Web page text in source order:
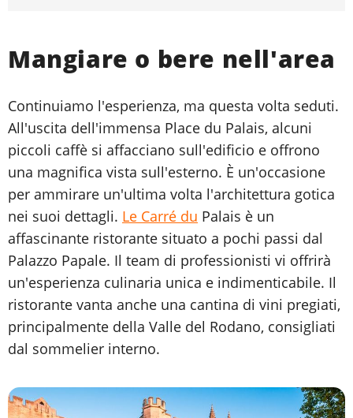
Mangiare o bere nell'area
Continuiamo l'esperienza, ma questa volta seduti.
All'uscita dell'immensa Place du Palais, alcuni
piccoli caffè si affacciano sull'edificio e offrono
una magnifica vista sull'esterno. È un'occasione
per ammirare un'ultima volta l'architettura gotica
nei suoi dettagli. Le Carré du Palais è un
affascinante ristorante situato a pochi passi dal
Palazzo Papale. Il team di professionisti vi offrirà
un'esperienza culinaria unica e indimenticabile. Il
ristorante vanta anche una cantina di vini pregiati,
principalmente della Valle del Rodano, consigliati
dal sommelier interno.